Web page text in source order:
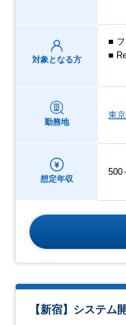
対象となる方
■
■
勤務地
東
想定年収
500
【新宿】システム